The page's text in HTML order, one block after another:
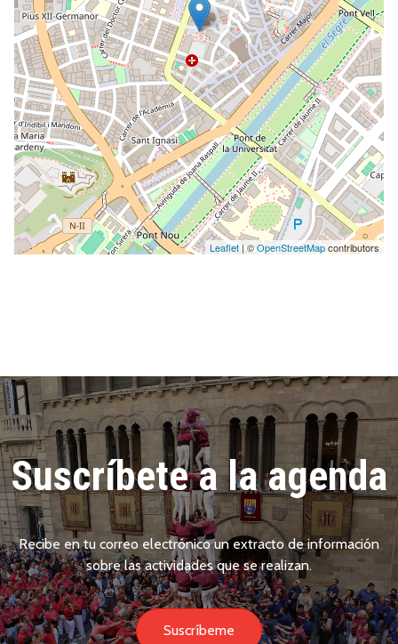
Leaflet| ©OpenStreetMapcontributors
Suscríbete a la agenda
Recibe en tu correo electrónico un extracto de información
sobre las actividades que se realizan.
Suscríbeme